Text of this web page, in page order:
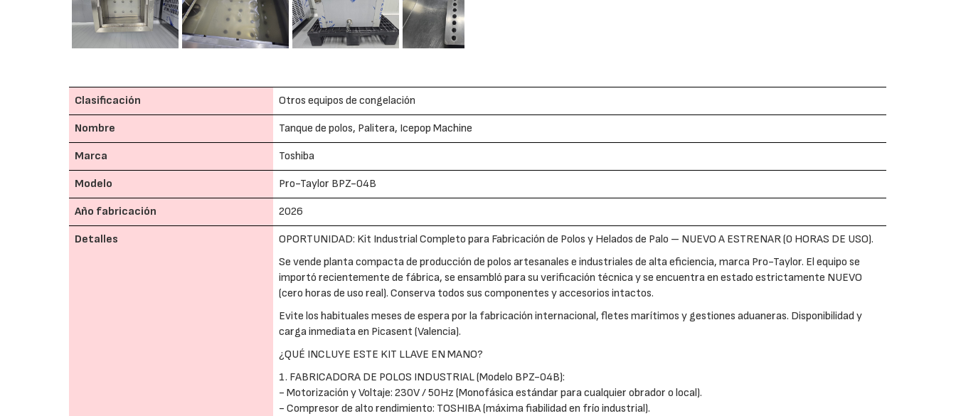
Clasificación Otros equipos de congelación
Nombre Tanque de polos, Palitera, Icepop Machine
Marca Toshiba
Modelo Pro-Taylor BPZ-04B
Año fabricación 2026
Detalles
OPORTUNIDAD: Kit Industrial Completo para Fabricación de Polos y Helados de Palo – NUEVO A ESTRENAR (0 HORAS DE USO).
Se vende planta compacta de producción de polos artesanales e industriales de alta eficiencia, marca Pro-Taylor. El equipo se
importó recientemente de fábrica, se ensambló para su verificación técnica y se encuentra en estado estrictamente NUEVO
(cero horas de uso real). Conserva todos sus componentes y accesorios intactos.
Evite los habituales meses de espera por la fabricación internacional, fletes marítimos y gestiones aduaneras. Disponibilidad y
carga inmediata en Picasent (Valencia).
¿QUÉ INCLUYE ESTE KIT LLAVE EN MANO?
1. FABRICADORA DE POLOS INDUSTRIAL (Modelo BPZ-04B):
- Motorización y Voltaje: 230V / 50Hz (Monofásica estándar para cualquier obrador o local).
- Compresor de alto rendimiento: TOSHIBA (máxima fiabilidad en frío industrial).